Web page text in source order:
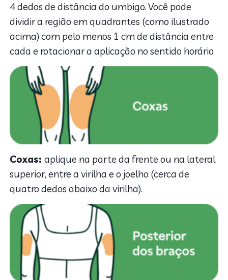
4 dedos de distância do umbigo.Você pode
dividir a região em quadrantes (como ilustrado
acima) com pelo menos 1 cm de distância entre
cada e rotacionar a aplicação no sentido horário.
Coxas:aplique na parte da frente ou na lateral
superior, entre a virilha e o joelho (cerca de
quatro dedos abaixo da virilha).